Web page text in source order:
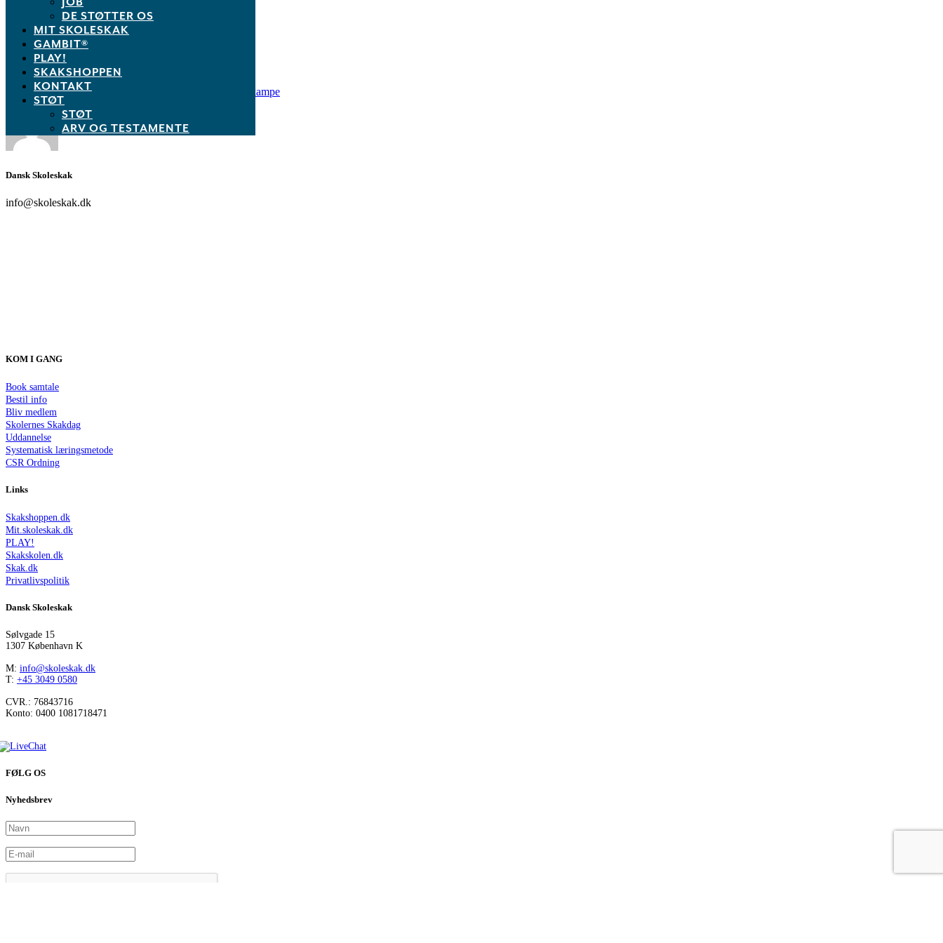
DE STØTTER OS
MIT SKOLESKAK
GAMBIT®
PLAY!
SKAKSHOPPEN
KONTAKT
STØT
STØT
ARV OG TESTAMENTE
Aktivitetskalender,Kredsene Venskabskampe
Dansk Skoleskak
info@skoleskak.dk
KOM I GANG
Book samtale
Bestil info
Bliv medlem
Skolernes Skakdag
Uddannelse
Systematisk læringsmetode
CSR Ordning
Links
Skakshoppen.dk
Mit.skoleskak.dk
PLAY!
Skakskolen.dk
Skak.dk
Privatlivspolitik
Dansk Skoleskak
Sølvgade 15
1307 København K
M: info@skoleskak.dk
T: +45 3049 0580
CVR.: 76843716
Konto: 0400 1081718471
FØLG OS
Nyhedsbrev